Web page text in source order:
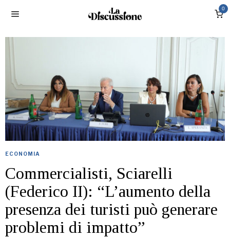
0
ECONOMIA
Commercialisti, Sciarelli
(Federico II): “L’aumento della
presenza dei turisti può generare
problemi di impatto”